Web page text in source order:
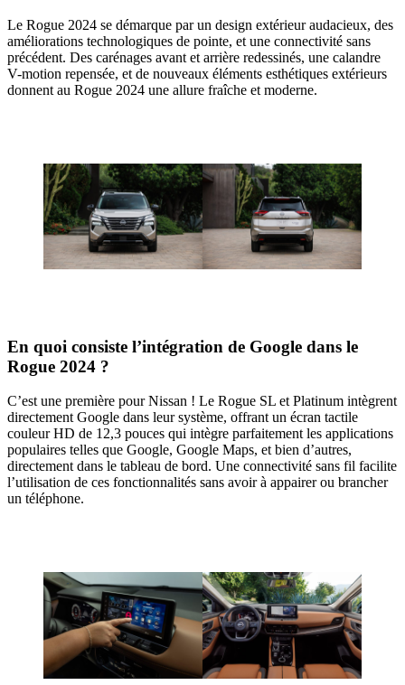
Le Rogue 2024 se démarque par un design extérieur audacieux, des
améliorations technologiques de pointe, et une connectivité sans
précédent. Des carénages avant et arrière redessinés, une calandre
V-motion repensée, et de nouveaux éléments esthétiques extérieurs
donnent au Rogue 2024 une allure fraîche et moderne.
En quoi consiste l’intégration de Google dans le
Rogue 2024 ?
C’est une première pour Nissan ! Le Rogue SL et Platinum intègrent
directement Google dans leur système, offrant un écran tactile
couleur HD de 12,3 pouces qui intègre parfaitement les applications
populaires telles que Google, Google Maps, et bien d’autres,
directement dans le tableau de bord. Une connectivité sans fil facilite
l’utilisation de ces fonctionnalités sans avoir à appairer ou brancher
un téléphone.